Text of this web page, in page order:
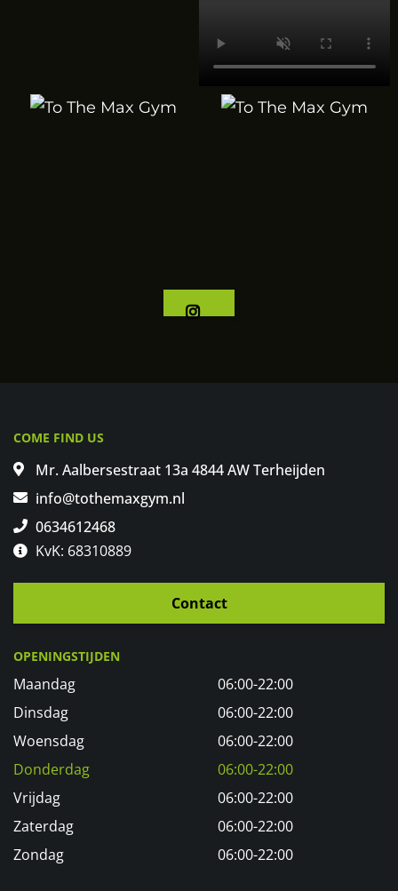
COME FIND US
Mr. Aalbersestraat 13a 4844 AW Terheijden
info@tothemaxgym.nl
0634612468
KvK: 68310889
Contact
OPENINGSTIJDEN
Maandag
06:00-22:00
Dinsdag
06:00-22:00
Woensdag
06:00-22:00
Donderdag
06:00-22:00
Vrijdag
06:00-22:00
Zaterdag
06:00-22:00
Zondag
06:00-22:00